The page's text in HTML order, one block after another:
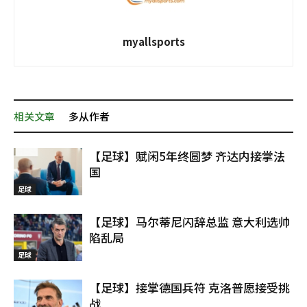
myallsports
相关文章 多从作者
足球
【足球】赋闲5年终圆梦 齐达内接掌法
国
足球
【足球】马尔蒂尼闪辞总监 意大利选帅
陷乱局
【足球】接掌德国兵符 克洛普愿接受挑
战